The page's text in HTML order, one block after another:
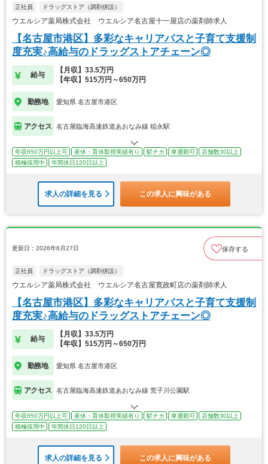
正社員 ドラッグストア（調剤併設）
ウエルシア薬局株式会社 ウエルシア名古屋十一屋店の薬剤師求人
【名古屋市港区】多彩なキャリアパスと子育て支援制
度充実♪高給与のドラッグストアチェーン◎
給与
【月収】33.5万円
【年収】515万円～650万円
勤務地 愛知県 名古屋市港区
アクセス 名古屋臨海高速鉄道あおなみ線 稲永駅
年収650万円以上可 産休・育休取得実績有り 駅チカ 車通勤可
店舗数30以上
積極採用中
年間休日120日以上
求人の詳細を見る この求人に興味がある
更新日：2026年6月27日 保存する
正社員 ドラッグストア（調剤併設）
ウエルシア薬局株式会社 ウエルシア名古屋寛政町店の薬剤師求人
【名古屋市港区】多彩なキャリアパスと子育て支援制
度充実♪高給与のドラッグストアチェーン◎
給与
【月収】33.5万円
【年収】515万円～650万円
勤務地 愛知県 名古屋市港区
アクセス 名古屋臨海高速鉄道あおなみ線 荒子川公園駅
年収650万円以上可 産休・育休取得実績有り 駅チカ 車通勤可
店舗数30以上
積極採用中
年間休日120日以上
求人の詳細を見る この求人に興味がある